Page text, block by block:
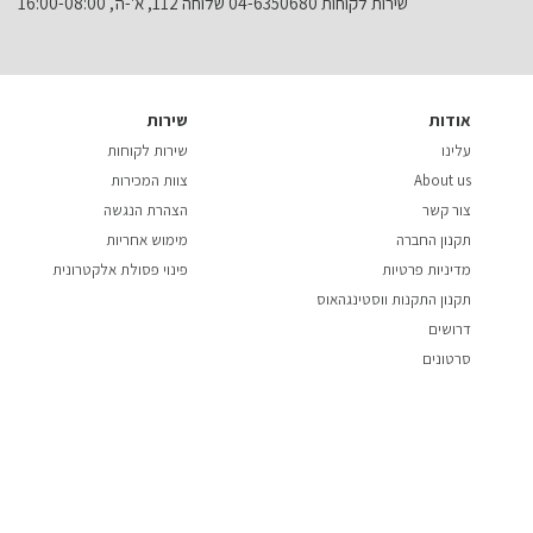
אודות
עלינו
About us
צור קשר
תקנון החברה
מדיניות פרטיות
תקנון התקנות ווסטינגהאוס
דרושים
סרטונים
שירות
שירות לקוחות
צוות המכירות
הצהרת הנגשה
מימוש אחריות
פינוי פסולת אלקטרונית